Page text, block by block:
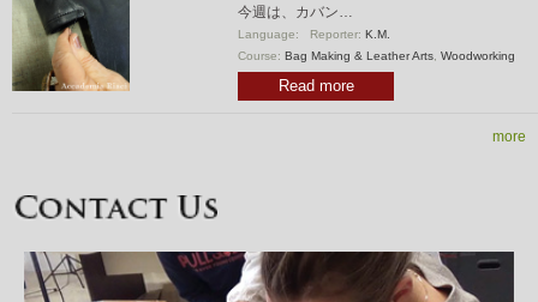
今週は、カバン…
Language: Reporter: K.M.
Course: Bag Making & Leather Arts Woodworking
Read more
more